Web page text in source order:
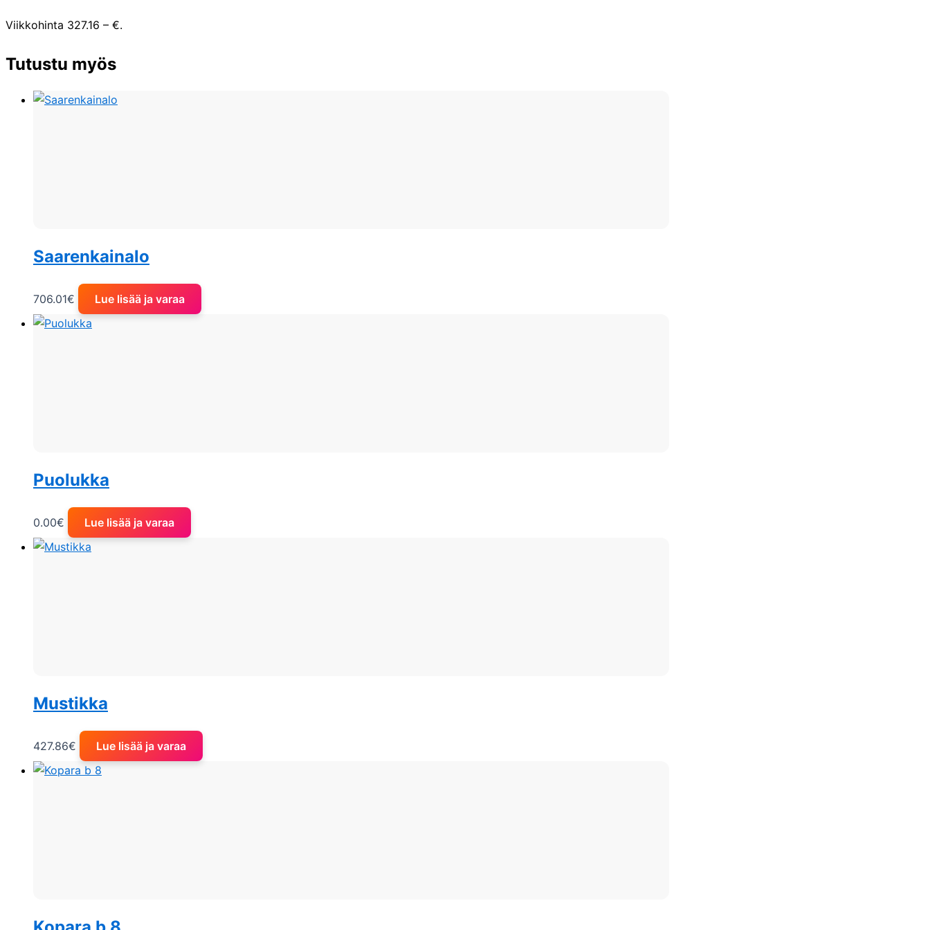
Viikkohinta 327.16 – €.
Tutustu myös
Saarenkainalo
706.01€ Lue lisää ja varaa
Puolukka
0.00€ Lue lisää ja varaa
Mustikka
427.86€ Lue lisää ja varaa